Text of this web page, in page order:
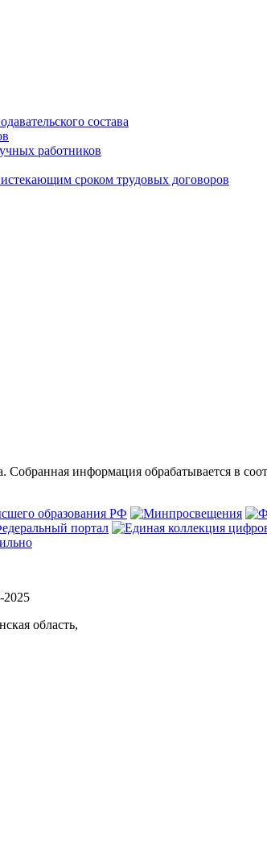
состава
работников
истекающим сроком трудовых договоров
информация обрабатывается в
2025
область,